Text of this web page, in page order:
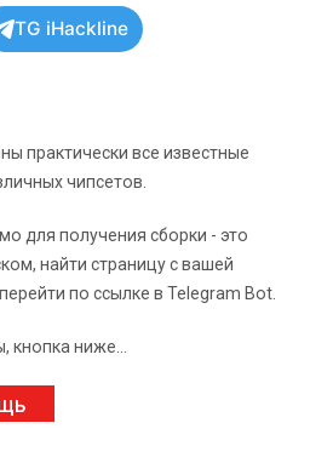
TG iHackline
практически все известные
чипсетов.
для получения сборки - это
найти страницу с вашей
по ссылке в Telegram Bot.
кнопка ниже...